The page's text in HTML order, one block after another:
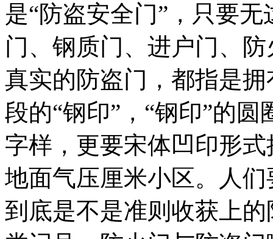
是“防盗安全门”，只要
门、钢质门、进户门、
真实的防盗门，都指是
段的“钢印”，“钢印”的
字样，更要宋体凹印形
地面气压厘米小区。人
到底是不是准则收获上